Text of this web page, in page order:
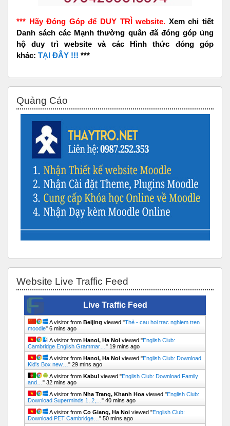
*** Hãy Đóng Góp để DUY TRÌ website. Xem chi tiết
Danh sách các Mạnh thường quân đã đóng góp ủng
hộ duy trì website và các Hình thức đóng góp
khác: TẠI ĐÂY !!! ***
Quảng Cáo
Website Live Traffic Feed
Live Traffic Feed
A visitor from Beijing viewed "Thẻ - cau hoi trac nghiem tren
moodle" 6 mins ago
A visitor from Hanoi, Ha Noi viewed "English Club:
Cambridge English Grammar… " 19 mins ago
A visitor from Hanoi, Ha Noi viewed "English Club: Download
Kid's Box new… " 29 mins ago
A visitor from Kabul viewed "English Club: Download Family
and… " 32 mins ago
A visitor from Nha Trang, Khanh Hoa viewed "English Club:
Download Superminds 1, 2,… " 40 mins ago
A visitor from Co Giang, Ha Noi viewed "English Club:
Download PET Cambridge… " 50 mins ago